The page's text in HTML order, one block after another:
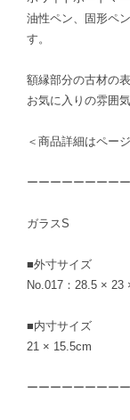
油性ペン、固形ペ
す。
額縁部分の古材の
お気に入りの雰囲
＜商品詳細はペー
ーーーーーーーー
ガラスS
■外寸サイズ
No.017：28.5 × 23
■内寸サイズ
21 × 15.5cm
ーーーーーーーー